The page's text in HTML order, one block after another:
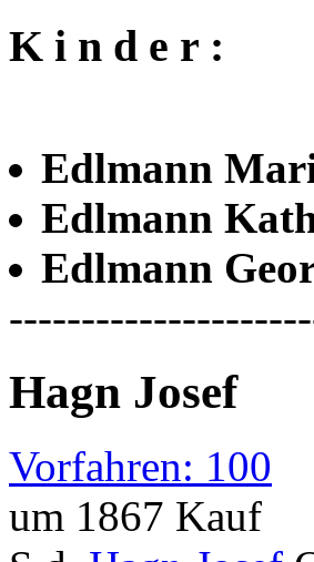
K i n d e r :
Edlmann
Edlmann
Edlmann
Hagn Josef
Vorfahren: 100
um 1867 Kauf